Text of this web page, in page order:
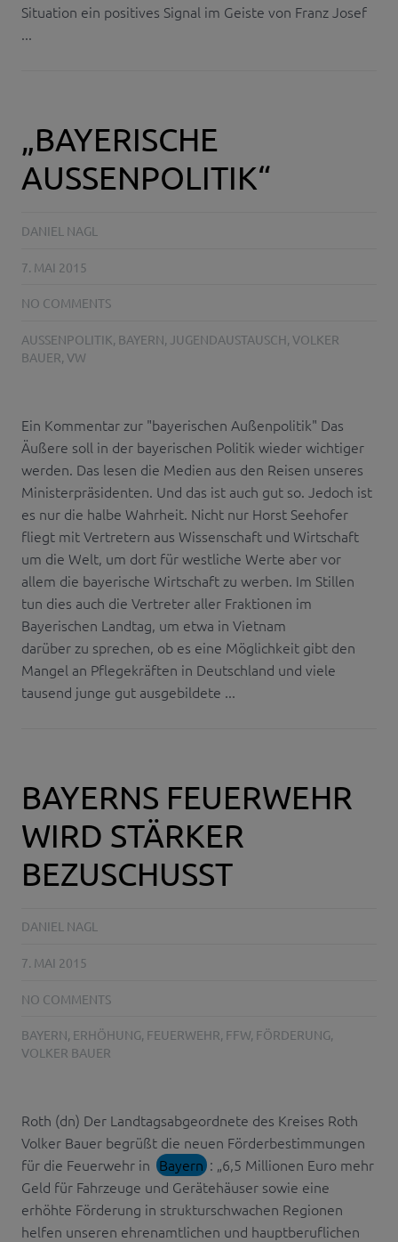
Situation ein positives Signal im Geiste von Franz Josef
...
„BAYERISCHE
AUSSENPOLITIK“
DANIEL NAGL
7. MAI 2015
NO COMMENTS
AUSSENPOLITIK , BAYERN, JUGENDAUSTAUSCH, VOLKER
BAUER, VW
Ein Kommentar zur "bayerischen Außenpolitik" Das
Äußere soll in der bayerischen Politik wieder wichtiger
werden. Das lesen die Medien aus den Reisen unseres
Ministerpräsidenten. Und das ist auch gut so. Jedoch ist
es nur die halbe Wahrheit. Nicht nur Horst Seehofer
fliegt mit Vertretern aus Wissenschaft und Wirtschaft
um die Welt, um dort für westliche Werte aber vor
allem die bayerische Wirtschaft zu werben. Im Stillen
tun dies auch die Vertreter aller Fraktionen im
Bayerischen Landtag, um etwa in Vietnam
darüber zu sprechen, ob es eine Möglichkeit gibt den
Mangel an Pflegekräften in Deutschland und viele
tausend junge gut ausgebildete ...
BAYERNS FEUERWEHR
WIRD STÄRKER
BEZUSCHUSST
DANIEL NAGL
7. MAI 2015
NO COMMENTS
BAYERN, ERHÖHUNG, FEUERWEHR, FFW, FÖRDERUNG,
VOLKER BAUER
Roth (dn) Der Landtagsabgeordnete des Kreises Roth
Volker Bauer begrüßt die neuen Förderbestimmungen
für die Feuerwehr in Bayern : „6,5 Millionen Euro mehr
Geld für Fahrzeuge und Gerätehäuser sowie eine
erhöhte Förderung in strukturschwachen Regionen
helfen unseren ehrenamtlichen und hauptberuflichen